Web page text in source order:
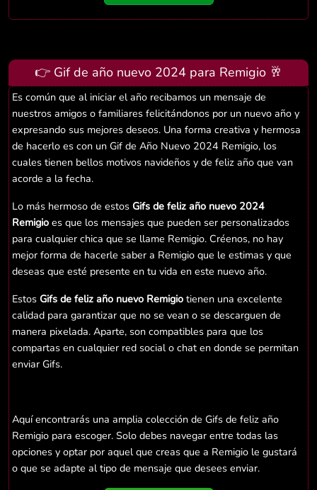
👉 Gif de año nuevo 2024 para Remigio 🥂
Es común que al iniciar el año recibamos un mensaje de
nuestros amigos o familiares felicitándonos por un nuevo año y
expresando sus mejores deseos. Una forma creativa y hermosa
de hacerlo es con un Gif de Año Nuevo 2024 Remigio, los
cuales tienen bellos motivos navideños y de feliz año que van
acorde a la fecha.
Lo más hermoso de estos Gifs de feliz año nuevo 2024
Remigio es que los mensajes que pueden ser personalizados
para cualquier chica que se llame Remigio. Créenos, no hay
mejor forma de hacerle saber a Remigio que le estimas y que
deseas que esté presente en tu vida en este nuevo año.
Estos Gifs de feliz año nuevo Remigio tienen una excelente
calidad para garantizar que no se vean o se descarguen de
manera pixelada. Aparte, son compatibles para que los
compartas en cualquier red social o chat en donde se permitan
enviar Gifs.
Aquí encontrarás una amplia colección de Gifs de feliz año
Remigio para escoger. Solo debes navegar entre todas las
opciones y optar por aquel que creas que a Remigio le gustará
o que se adapte al tipo de mensaje que desees enviar.